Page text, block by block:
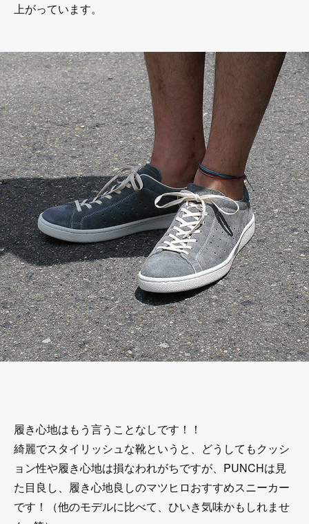
上がっています。
履き心地はもう言うことなしです！！
綺麗でスタイリッシュな靴というと、どうしてもクッシ
ョン性や履き心地は損なわれがちですが、PUNCHは見
た目良し、履き心地良しのマツヒロおすすめスニーカー
です！（他のモデルに比べて、ひいき気味かもしれませ